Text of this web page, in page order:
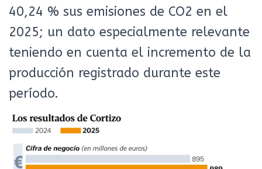
40,24 % sus emisiones de CO2 en el
2025; un dato especialmente relevante
teniendo en cuenta el incremento de la
producción registrado durante este
período.